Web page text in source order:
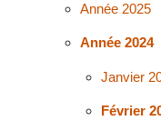
Année 2025
Année 2024
Janvier
Février